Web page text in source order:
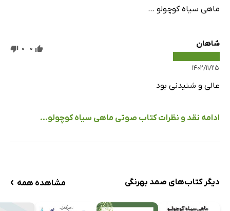
ماهی سیاه کوچولو …
شاهان
۱۴۰۲/۱۱/۲۵
0
0
عالی و شنیدنی بود
ادامه نقد و نظرات کتاب صوتی ماهی سیاه کوچولو...
دیگر کتاب‌های صمد بهرنگی مشاهده همه ›